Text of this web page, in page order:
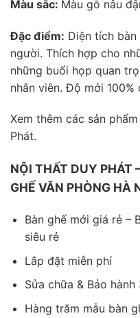
Màu sắc: Màu gỗ nâu
Đặc điểm: Diện tích
người. Thích hợp cho
những buổi họp quan
nhân viên. Độ mới 100%
Xem thêm các sản phẩm
Phát.
NỘI THẤT DUY PHÁT
GHẾ VĂN PHÒNG HÀ
Bàn ghế mới giá rẻ –
siêu rẻ
Lắp đặt miễn phí
Sửa chữa & Bảo hành
Hàng trăm mẫu bàn